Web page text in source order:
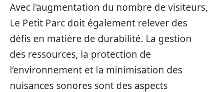
Avec l’augmentation du nombre de visiteurs,
Le Petit Parc doit également relever des
défis en matière de durabilité. La gestion
des ressources, la protection de
l’environnement et la minimisation des
nuisances sonores sont des aspects